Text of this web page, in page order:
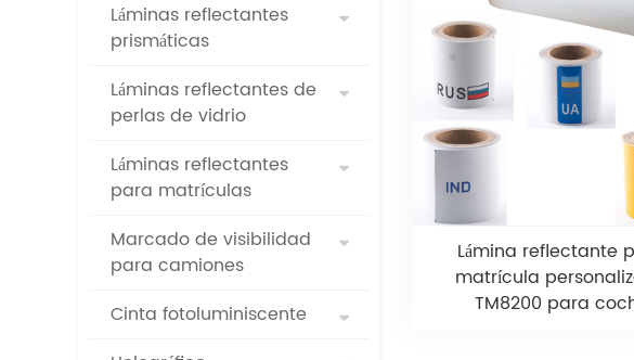
Láminas reflectantes
prismáticas
Láminas reflectantes de
perlas de vidrio
Láminas reflectantes
para matrículas
Marcado de visibilidad
para camiones
Cinta fotoluminiscente
Lámina reflectante
matrícula
TM8200 para